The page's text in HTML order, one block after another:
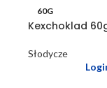
60G
Kexchoklad
Słodycze